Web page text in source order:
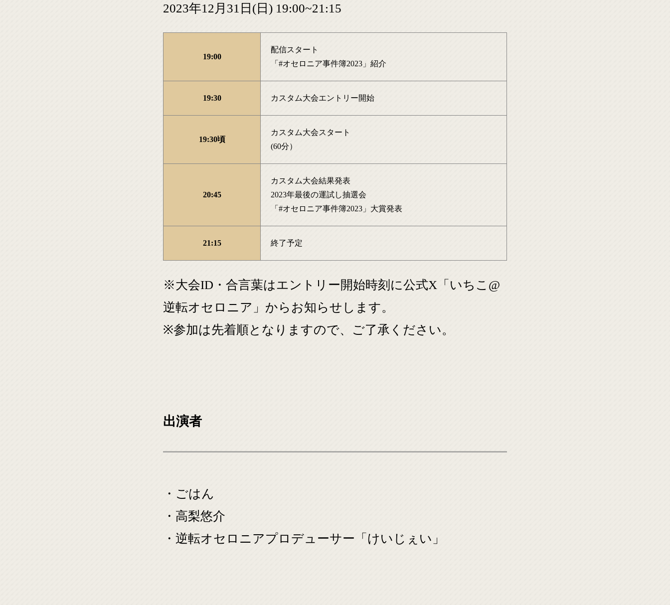
2023年12月31日(日) 19:00~21:15
19:00
配信スタート
「#オセロニア事件簿2023」紹介
19:30 カスタム大会エントリー開始
19:30頃
カスタム大会スタート
(60分）
20:45
カスタム大会結果発表
2023年最後の運試し抽選会
「#オセロニア事件簿2023」大賞発表
21:15 終了予定
※大会ID・合言葉はエントリー開始時刻に公式X「いちこ@
逆転オセロニア」からお知らせします。
※参加は先着順となりますので、ご了承ください。
出演者
・ごはん
・高梨悠介
・逆転オセロニアプロデューサー「けいじぇい」